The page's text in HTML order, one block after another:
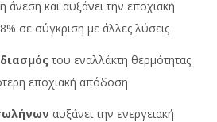
άνεση και αυξάνει την εποχιακή
σε σύγκριση με άλλες λύσεις
του εναλλάκτη θερμότητας
εποχιακή απόδοση
αυξάνει την ενεργειακή